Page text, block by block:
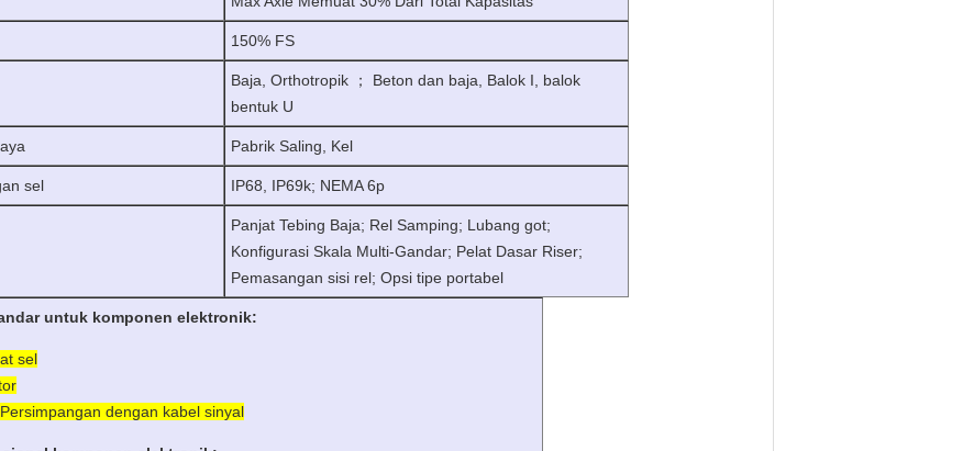
150% FS
Baja, Orthotropik ； Beton dan baja, Balok I, balok
bentuk U
Pabrik Saling, Kel
sel IP68, IP69k; NEMA 6p
Panjat Tebing Baja; Rel Samping; Lubang got;
Konfigurasi Skala Multi-Gandar; Pelat Dasar Riser;
Pemasangan sisi rel; Opsi tipe portabel
untuk komponen elektronik:
sel
dengan kabel sinyal